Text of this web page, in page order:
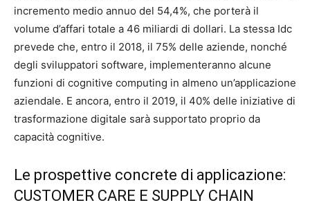
incremento medio annuo del 54,4%, che porterà il
volume d’affari totale a 46 miliardi di dollari. La stessa Idc
prevede che, entro il 2018, il 75% delle aziende, nonché
degli sviluppatori software, implementeranno alcune
funzioni di cognitive computing in almeno un’applicazione
aziendale. E ancora, entro il 2019, il 40% delle iniziative di
trasformazione digitale sarà supportato proprio da
capacità cognitive.
Le prospettive concrete di applicazione:
CUSTOMER CARE E SUPPLY CHAIN